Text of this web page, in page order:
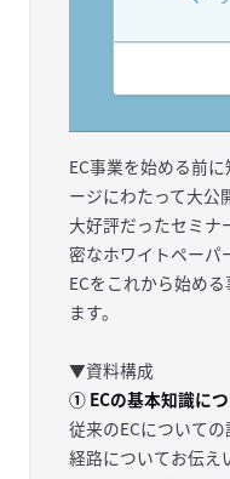
EC事業を始める前
ージにわたって大公
大好評だったセミナ
密なホワイトペーパ
ECをこれから始め
ます。
▼資料構成
① ECの基本知識に
従来のECについて
経路についてお伝え